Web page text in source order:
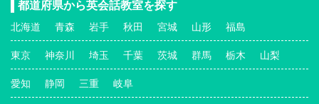
都道府県から英会話教室を探す
北海道 青森 岩手 秋田 宮城 山形 福島
東京 神奈川 埼玉 千葉 茨城 群馬 栃木 山梨
愛知 静岡 三重 岐阜